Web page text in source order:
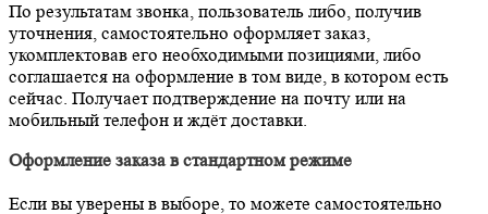
По результатам звонка, пользователь либо, получив
уточнения, самостоятельно оформляет заказ,
укомплектовав его необходимыми позициями, либо
соглашается на оформление в том виде, в котором есть
сейчас. Получает подтверждение на почту или на
мобильный телефон и ждёт доставки.
Оформление заказа в стандартном режиме
Если вы уверены в выборе, то можете самостоятельно